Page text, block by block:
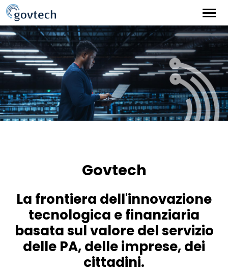
Govtech
La frontiera dell'innovazione
tecnologica e finanziaria
basata sul valore del servizio
delle PA, delle imprese, dei
cittadini.